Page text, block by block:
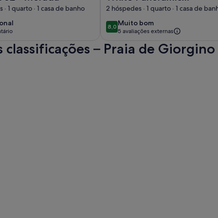
1 quarto · 1 casa de banho
Retreat
2 hóspedes · 1 quarto · 1 casa de
8,08,0 de 10
Muito bom
muito
bom
5 avaliações externas
– Praia de Giorgino
Panoramas antigos de Cagliari -; é aberto um novo